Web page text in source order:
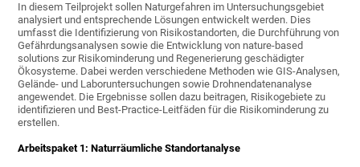
In diesem Teilprojekt sollen Naturgefahren im Untersuchungsgebiet
analysiert und entsprechende Lösungen entwickelt werden. Dies
umfasst die Identifizierung von Risikostandorten, die Durchführung von
Gefährdungsanalysen sowie die Entwicklung von nature-based
solutions zur Risikominderung und Regenerierung geschädigter
Ökosysteme. Dabei werden verschiedene Methoden wie GIS-Analysen,
Gelände- und Laboruntersuchungen sowie Drohnendatenanalyse
angewendet. Die Ergebnisse sollen dazu beitragen, Risikogebiete zu
identifizieren und Best-Practice-Leitfäden für die Risikominderung zu
erstellen.
Arbeitspaket 1: Naturräumliche Standortanalyse